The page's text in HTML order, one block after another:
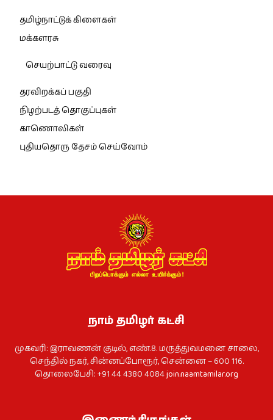
தமிழ்நாட்டுக் கிளைகள்
மக்களரசு
செயற்பாட்டு வரைவு
தரவிறக்கப் பகுதி
நிழற்படத் தொகுப்புகள்
காணொலிகள்
புதியதொரு தேசம் செய்வோம்
நாம் தமிழர் கட்சி
முகவரி: இராவணன் குடில், எண்.8. மருத்துவமனை சாலை,
செந்தில் நகர், சின்னப்போரூர், சென்னை – 600 116.
தொலைபேசி: +91 44 4380 4084join.naamtamilar.org